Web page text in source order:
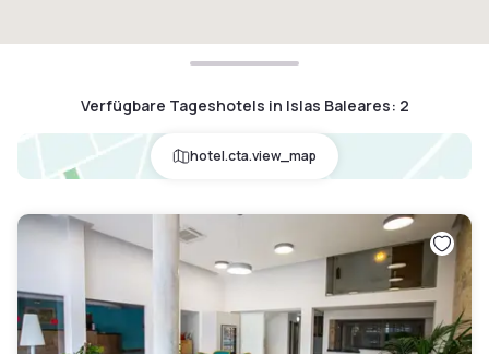
Verfügbare Tageshotels in Islas Baleares: 2
hotel.cta.view_map